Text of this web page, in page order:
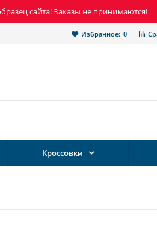
сайта! Заказы не принимаются!
Избранное: 0
Кроссовки